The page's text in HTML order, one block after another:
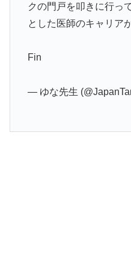
クの門戸を叩きに行っ
とした医師のキャリア
Fin
— ゆな先生